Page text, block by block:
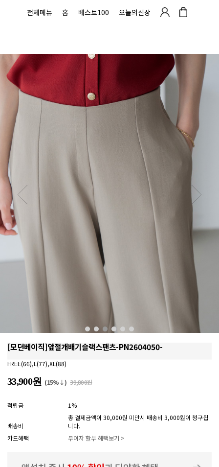
전체메뉴 홈 베스트100 오늘의신상
[모던베이직]앞절개배기슬랙스팬츠-PN2604050-
FREE(66),L(77),XL(88)
33,900원 (15%↓) 39,800원
적립금 1%
배송비
총 결제금액이 30,000원 미만시 배송비 3,000원이 청구됩
니다.
카드혜택
무이자 할부 혜택보기 >